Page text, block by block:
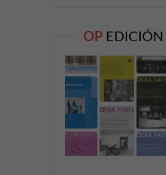
OP EDICIÓN